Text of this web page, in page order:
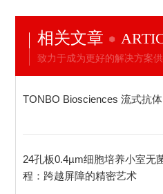
相关文章
致力于成为更好的解决方案供
TONBO Biosciences 流式抗
24孔板0.4µm细胞培养小室无
程：跨越屏障的精密艺术